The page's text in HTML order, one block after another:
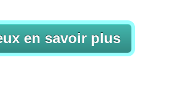
en savoir plus